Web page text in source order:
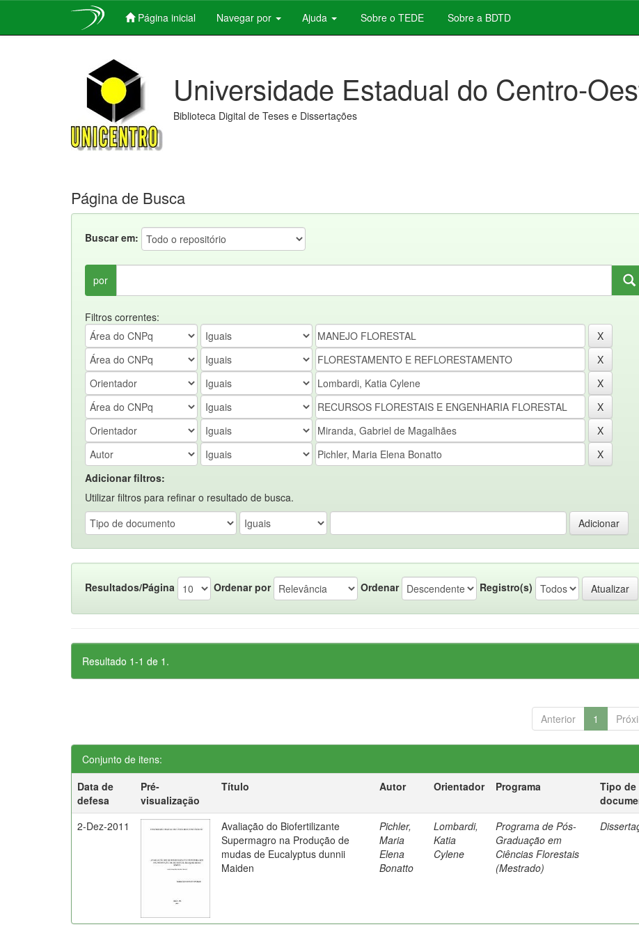
Página inicial Navegar por Ajuda Sobre o TEDE Sobre a BDTD
Universidade Estadual do Centro-
Biblioteca Digital de Teses e Dissertações
Página de Busca
Buscar em:
por
Filtros correntes:
Adicionar filtros:
Utilizar filtros para refinar o resultado de busca.
Resultados/Página Ordenar por Ordenar Registro(s)
Resultado 1-1 de 1.
Anterior 1
Conjunto de itens:
Data de
defesa
Pré-
visualização
Título Autor Orientador Programa
Tipo de
2-Dez-2011
Avaliação do Biofertilizante
Supermagro na Produção de
mudas de Eucalyptus dunnii
Maiden
Pichler,
Maria
Elena
Bonatto
Lombardi,
Katia
Cylene
Programa de Pós-
Graduação em
Ciências Florestais
(Mestrado)